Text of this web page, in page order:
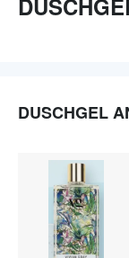
DUSCHGEL